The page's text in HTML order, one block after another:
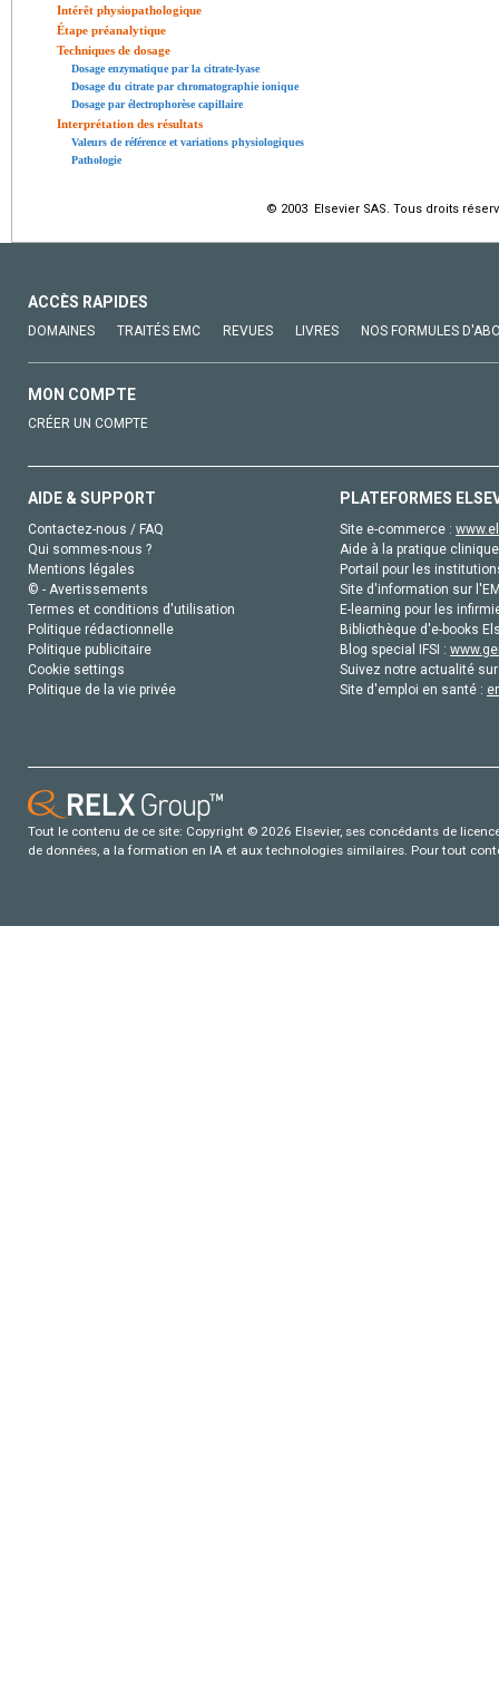
Intérêt physiopathologique
Étape préanalytique
Techniques de dosage
Dosage enzymatique par la citrate-lyase
Dosage du citrate par chromatographie ionique
Dosage par électrophorèse capillaire
Interprétation des résultats
Valeurs de référence et variations physiologiques
Pathologie
© 2003 Elsevier SAS. Tous droits
ACCÈS RAPIDES
DOMAINES TRAITÉS EMC REVUES LIVRES NOS FORMULES
MON COMPTE
CRÉER UN COMPTE
AIDE & SUPPORT
Contactez-nous / FAQ
Qui sommes-nous ?
Mentions légales
© - Avertissements
Termes et conditions d'utilisation
Politique rédactionnelle
Politique publicitaire
Cookie settings
Politique de la vie privée
PLATEFORMES
Site e-commerce :
Aide à la pratique
Portail pour les
Site d'information sur
E-learning pour les
Bibliothèque d'e-books
Blog special IFSI :
Suivez notre actualité
Site d'emploi en santé :
Tout le contenu de ce site: Copyright © 2026 Elsevier, ses concédants de
de données, a la formation en IA et aux technologies similaires. Pour tout